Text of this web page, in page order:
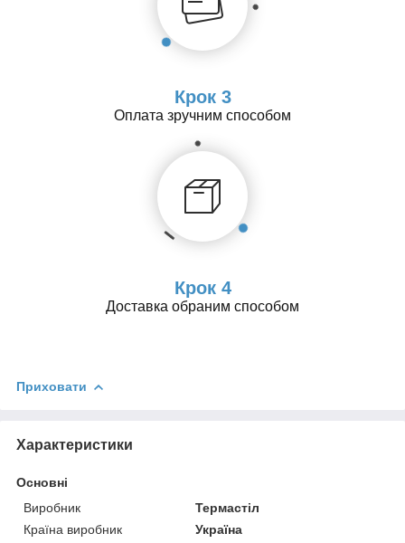
Крок 3
Оплата зручним способом
Крок 4
Доставка обраним способом
Приховати
Характеристики
Основні
Виробник
Термастіл
Країна виробник
Україна